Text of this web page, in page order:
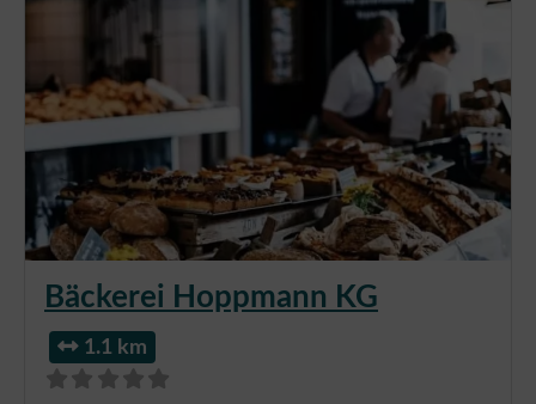
Bäckerei Hoppmann KG
1.1 km